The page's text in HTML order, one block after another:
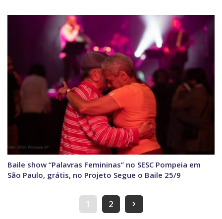
Baile show “Palavras Femininas” no SESC Pompeia em
São Paulo, grátis, no Projeto Segue o Baile 25/9
1 2